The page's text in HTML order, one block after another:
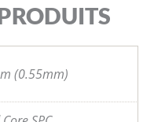
(0.55mm)